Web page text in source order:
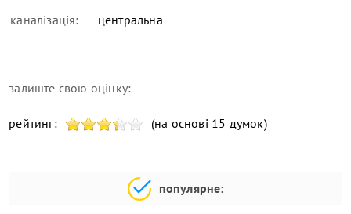
каналізація: центральна
залиште свою оцінку:
рейтинг: (на основі 15 думок)
популярне: